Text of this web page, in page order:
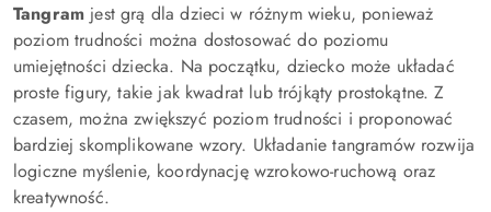
Tangram jest grą dla dzieci w różnym wieku, ponieważ
poziom trudności można dostosować do poziomu
umiejętności dziecka. Na początku, dziecko może układać
proste figury, takie jak kwadrat lub trójkąty prostokątne. Z
czasem, można zwiększyć poziom trudności i proponować
bardziej skomplikowane wzory. Układanie tangramów rozwija
logiczne myślenie, koordynację wzrokowo-ruchową oraz
kreatywność.